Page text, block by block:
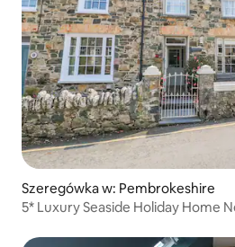
Szeregówka w: Pembrokeshire
5* Luxury Seaside Holiday Home